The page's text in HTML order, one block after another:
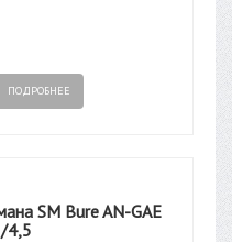
ПОДРОБНЕЕ
SM Bure AN-GAE
4,5